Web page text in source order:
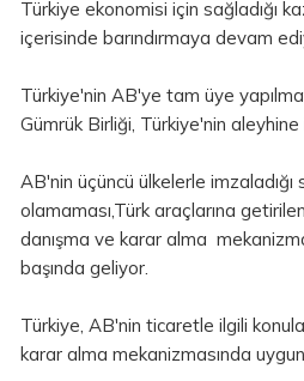
Türkiye ekonomisi için sağladığı
içerisinde barındırmaya devam
Türkiye'nin AB'ye tam üye
Gümrük Birliği, Türkiye'nin
AB'nin üçüncü ülkelerle
olamaması,Türk araçlarına
danışma ve karar alma
başında geliyor.
Türkiye, AB'nin ticaretle ilgili
karar alma mekanizmasında